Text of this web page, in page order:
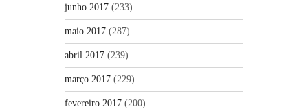
junho 2017 (233)
maio 2017 (287)
abril 2017 (239)
março 2017 (229)
fevereiro 2017 (200)